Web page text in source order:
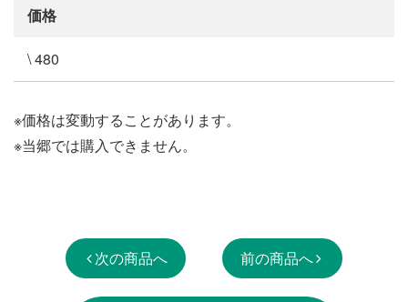
価格
\ 480
※価格は変動することがあります。
※当郷では購入できません。
次の商品へ 前の商品へ